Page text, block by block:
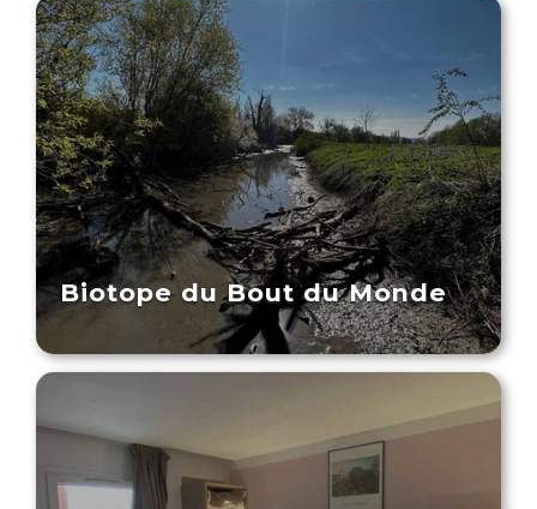
Biotope du Bout du Monde